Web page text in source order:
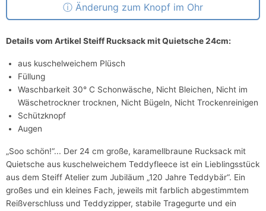
Änderung zum Knopf im Ohr
Details vom Artikel Steiff Rucksack mit Quietsche 24cm:
aus kuschelweichem Plüsch
Füllung
Waschbarkeit 30° C Schonwäsche, Nicht Bleichen, Nicht im
Wäschetrockner trocknen, Nicht Bügeln, Nicht Trockenreinigen
Schützknopf
Augen
„Soo schön!“... Der 24 cm große, karamellbraune Rucksack mit
Quietsche aus kuschelweichem Teddyfleece ist ein Lieblingsstück
aus dem Steiff Atelier zum Jubiläum „120 Jahre Teddybär“. Ein
großes und ein kleines Fach, jeweils mit farblich abgestimmtem
Reißverschluss und Teddyzipper, stabile Tragegurte und ein